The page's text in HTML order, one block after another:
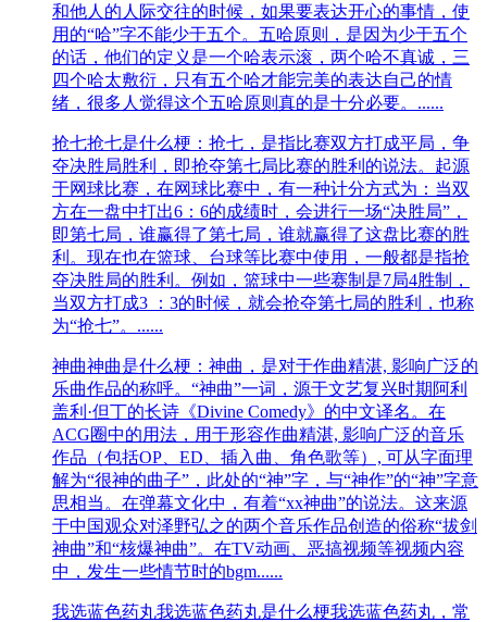
和他人的人际交往的时候，如果要表达开心的事情，使
用的“哈”字不能少于五个。五哈原则，是因为少于五个
的话，他们的定义是一个哈表示滚，两个哈不真诚，三
四个哈太敷衍，只有五个哈才能完美的表达自己的情
绪，很多人觉得这个五哈原则真的是十分必要。......
抢七抢七是什么梗：抢七，是指比赛双方打成平局，争
夺决胜局胜利，即抢夺第七局比赛的胜利的说法。起源
于网球比赛，在网球比赛中，有一种计分方式为：当双
方在一盘中打出6：6的成绩时，会进行一场“决胜局”，
即第七局，谁赢得了第七局，谁就赢得了这盘比赛的胜
利。现在也在篮球、台球等比赛中使用，一般都是指抢
夺决胜局的胜利。例如，篮球中一些赛制是7局4胜制，
当双方打成3 ：3的时候，就会抢夺第七局的胜利，也称
为“抢七”。......
神曲神曲是什么梗：神曲，是对于作曲精湛, 影响广泛的
乐曲作品的称呼。“神曲”一词，源于文艺复兴时期阿利
盖利·但丁的长诗《Divine Comedy》的中文译名。在
ACG圈中的用法，用于形容作曲精湛, 影响广泛的音乐
作品（包括OP、ED、插入曲、角色歌等）, 可从字面理
解为“很神的曲子”，此处的“神”字，与“神作”的“神”字意
思相当。在弹幕文化中，有着“xx神曲”的说法。这来源
于中国观众对泽野弘之的两个音乐作品创造的俗称“拔剑
神曲”和“核爆神曲”。在TV动画、恶搞视频等视频内容
中，发生一些情节时的bgm......
我选蓝色药丸我选蓝色药丸是什么梗我选蓝色药丸，常